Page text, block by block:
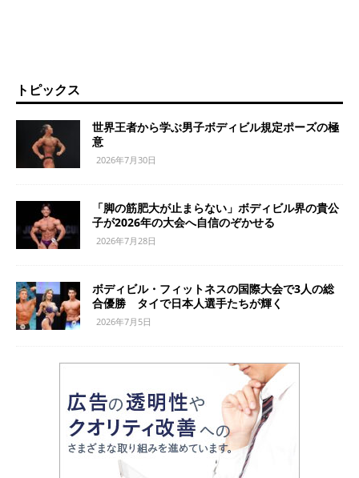
トピックス
世界王者から学ぶ男子ボディビル規定ポーズの極
意
2026年7月30日
「脚の筋肥大が止まらない」ボディビル界の貴公
子が2026年の大会へ自信のぞかせる
2026年7月28日
ボディビル・フィットネスの国際大会で3人の総
合優勝 タイで日本人選手たちが輝く
2026年7月5日